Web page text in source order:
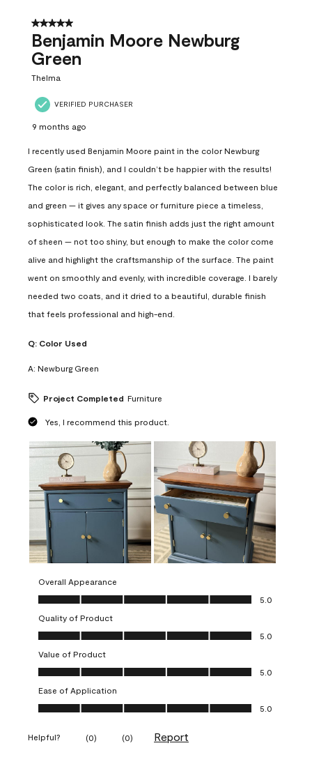
5 out of 5 stars.
Benjamin Moore Newburg
Green
Thelma
VERIFIED PURCHASER
9 months ago
I recently used Benjamin Moore paint in the color Newburg
Green (satin finish), and I couldn’t be happier with the results!
The color is rich, elegant, and perfectly balanced between blue
and green — it gives any space or furniture piece a timeless,
sophisticated look. The satin finish adds just the right amount
of sheen — not too shiny, but enough to make the color come
alive and highlight the craftsmanship of the surface. The paint
went on smoothly and evenly, with incredible coverage. I barely
needed two coats, and it dried to a beautiful, durable finish
that feels professional and high-end.
Q: Color Used
A: Newburg Green
Project Completed Furniture
Yes, I recommend this product.
Overall Appearance
Overall Appearance, 5.0 out of 5
5.0
Quality of Product
Quality of Product, 5.0 out of 5
5.0
Value of Product
Value of Product, 5.0 out of 5
5.0
Ease of Application
Ease of Application, 5.0 out of 5
5.0
Helpful? (0) (0) Report